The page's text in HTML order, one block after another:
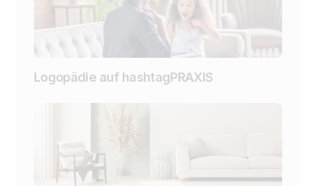
Logopädie auf hashtagPRAXIS